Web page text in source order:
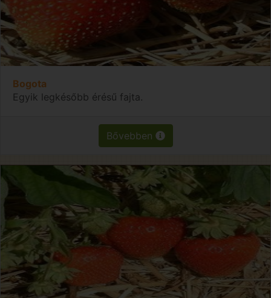
Bogota
Egyik legkésőbb érésű fajta.
Bővebben